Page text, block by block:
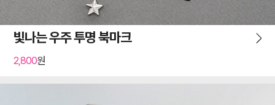
빛나는 우주 투명 북마크
2,800원